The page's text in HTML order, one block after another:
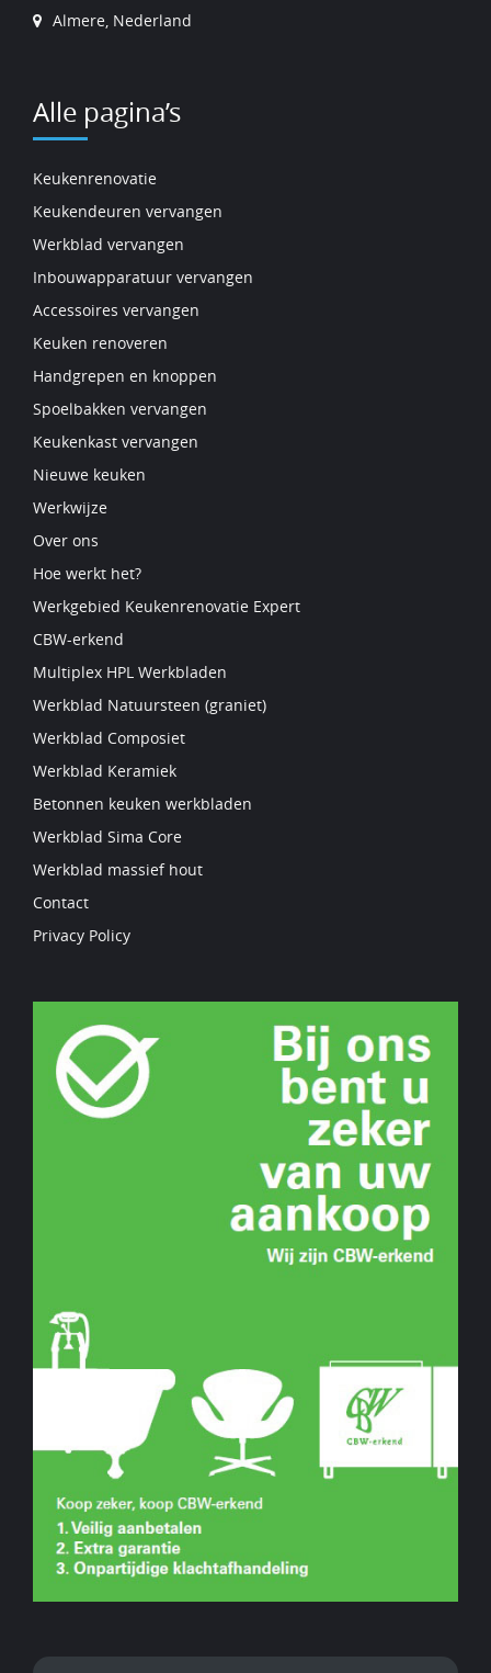
Almere, Nederland
Alle pagina’s
Keukenrenovatie
Keukendeuren vervangen
Werkblad vervangen
Inbouwapparatuur vervangen
Accessoires vervangen
Keuken renoveren
Handgrepen en knoppen
Spoelbakken vervangen
Keukenkast vervangen
Nieuwe keuken
Werkwijze
Over ons
Hoe werkt het?
Werkgebied Keukenrenovatie Expert
CBW-erkend
Multiplex HPL Werkbladen
Werkblad Natuursteen (graniet)
Werkblad Composiet
Werkblad Keramiek
Betonnen keuken werkbladen
Werkblad Sima Core
Werkblad massief hout
Contact
Privacy Policy